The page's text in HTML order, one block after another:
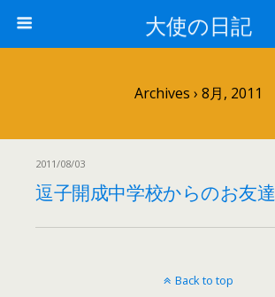
大使の日記
Archives › 8月, 2011
2011/08/03
逗子開成中学校からのお友達
Back to top